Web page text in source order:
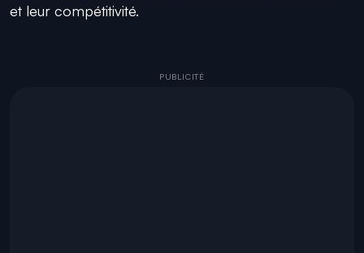
et leur compétitivité.